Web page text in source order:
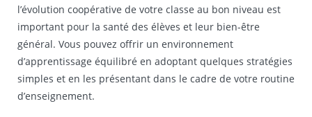
l’évolution coopérative de votre classe au bon niveau est
important pour la santé des élèves et leur bien-être
général. Vous pouvez offrir un environnement
d’apprentissage équilibré en adoptant quelques stratégies
simples et en les présentant dans le cadre de votre routine
d’enseignement.